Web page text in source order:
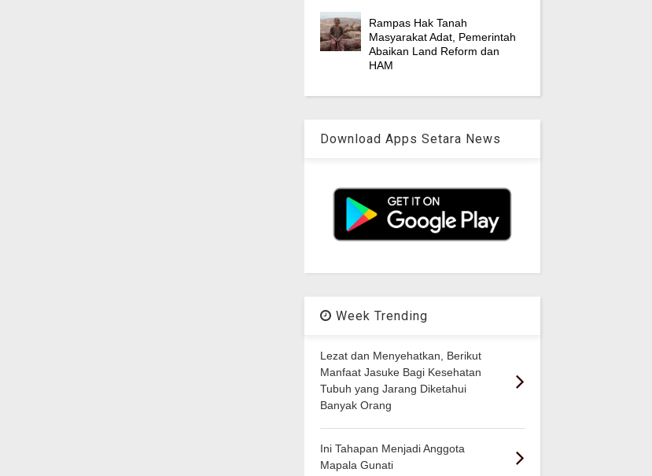
Rampas Hak Tanah
Masyarakat Adat, Pemerintah
Abaikan Land Reform dan
HAM
Download Apps Setara News
Week Trending
Lezat dan Menyehatkan, Berikut
Manfaat Jasuke Bagi Kesehatan
Tubuh yang Jarang Diketahui
Banyak Orang
Ini Tahapan Menjadi Anggota
Mapala Gunati